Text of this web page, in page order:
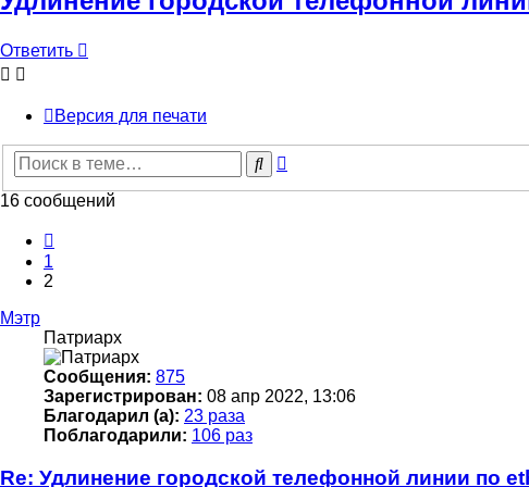
Ответить
Версия для печати
Поиск
16 сообщений
1
2
Мэтр
Патриарх
Сообщения: 875
Зарегистрирован: 08 апр 2022, 13:06
Благодарил (а): 23 раза
Поблагодарили: 106 раз
Re: Удлинение городской телефонной линии по